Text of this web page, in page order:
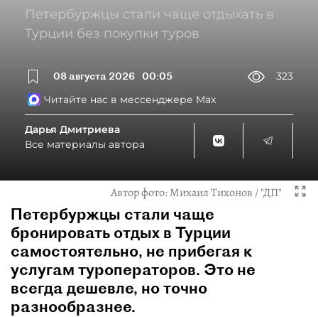
Петербуржцы стали чаще отдыхать в
Турции без покупки туров
08 августа 2026 00:05
323
Читайте нас в мессенджере Max
Дарья Дмитриева
Все материалы автора
Автор фото:Михаил Тихонов / "ДП"
Петербуржцы стали чаще
бронировать отдых в Турции
самостоятельно, не прибегая к
услугам туроператоров. Это не
всегда дешевле, но точно
разнообразнее.